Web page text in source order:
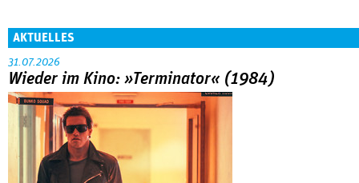
AKTUELLES
31.07.2026
Wieder im Kino: »Terminator« (1984)